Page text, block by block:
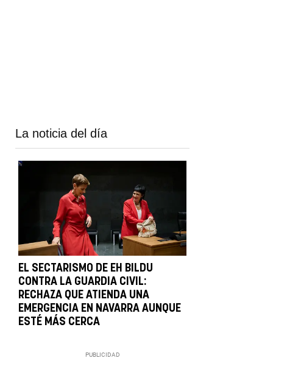
La noticia del día
EL SECTARISMO DE EH BILDU
CONTRA LA GUARDIA CIVIL:
RECHAZA QUE ATIENDA UNA
EMERGENCIA EN NAVARRA AUNQUE
ESTÉ MÁS CERCA